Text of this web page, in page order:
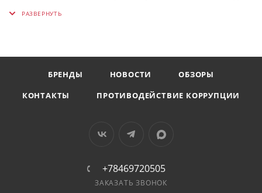
металл очень быстро забирает тепло. Благодаря
покрытие металла от перегрева и пожелтения.
БРЕНДЫ НОВОСТИ
ОБЗОРЫ
КОНТАКТЫ
ПРОТИВОДЕЙСТВИЕ КОРРУПЦИИ
+78469720505
ЗАКАЗАТЬ ЗВОНОК